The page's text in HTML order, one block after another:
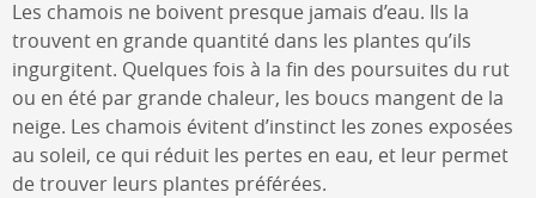
Les chamois ne boivent presque jamais d’eau. Ils la
trouvent en grande quantité dans les plantes qu’ils
ingurgitent. Quelques fois à la fin des poursuites du rut
ou en été par grande chaleur, les boucs mangent de la
neige. Les chamois évitent d’instinct les zones exposées
au soleil, ce qui réduit les pertes en eau, et leur permet
de trouver leurs plantes préférées.